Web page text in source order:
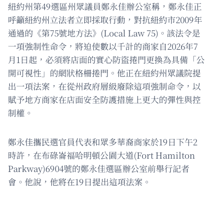
紐約州第49選區州眾議員鄭永佳辦公室稱，鄭永佳正
呼籲紐約州立法者立即採取行動，對抗紐約市2009年
通過的《第75號地方法》(Local Law 75)。該法令是
一項強制性命令，將迫使數以千計的商家自2026年7
月1日起，必須將店面的實心防盜捲門更換為具備「公
開可視性」的網狀格柵捲門。他正在紐約州眾議院提
出一項法案，在從州政府層級廢除這項強制命令，以
賦予地方商家在店面安全防護措施上更大的彈性與控
制權。
鄭永佳攜民選官員代表和眾多華裔商家於19日下午2
時許，在布碌崙福哈明頓公園大道(Fort Hamilton
Parkway)6904號的鄭永佳選區辦公室前舉行記者
會。他說，他將在19日提出這項法案。